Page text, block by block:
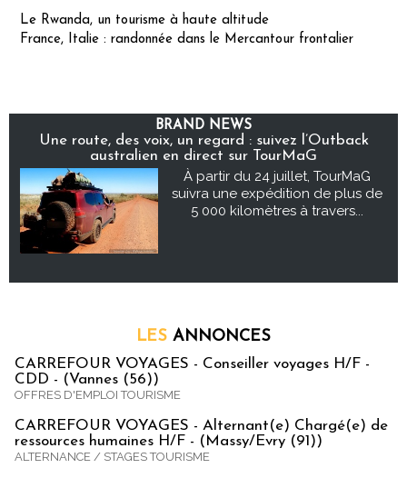
Le Rwanda, un tourisme à haute altitude
France, Italie : randonnée dans le Mercantour frontalier
BRAND NEWS
Une route, des voix, un regard : suivez l’Outback
australien en direct sur TourMaG
À partir du 24 juillet, TourMaG
suivra une expédition de plus de
5 000 kilomètres à travers...
LES ANNONCES
CARREFOUR VOYAGES - Conseiller voyages H/F -
CDD - (Vannes (56))
OFFRES D'EMPLOI TOURISME
CARREFOUR VOYAGES - Alternant(e) Chargé(e) de
ressources humaines H/F - (Massy/Evry (91))
ALTERNANCE / STAGES TOURISME